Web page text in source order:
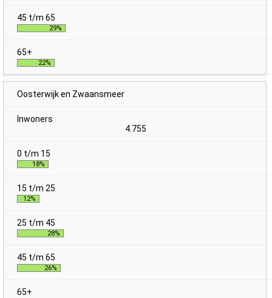
29%
22%
Oosterwijk en Zwaansmeer
4.755
18%
12%
28%
26%